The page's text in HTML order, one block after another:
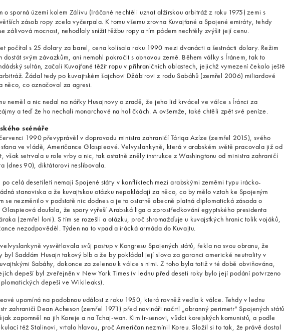
o sporná území kolem Zálivu (Iráčané nechtěli uznat alžírskou arbitráž z roku 1975) zemi s
zásob ropy zcela vyčerpala. K tomu všemu zrovna Kuvajťané a Spojené emiráty, tehdy
zálivová mocnost, nehodlaly snížit těžbu ropy a tím pádem nechtěly zvýšit její cenu.
počítal s 25 dolary za barel, cena kolísala roku 1990 mezi dvanácti a šestnácti dolary. Režim
dostát svým závazkům, ani nemohl pokročit s obnovou země. Během války s Íránem, tak to
sultán, začali Kuvajťané těžit ropu v příhraničních oblastech, jejichž vymezení čekalo ještě
Žádal tedy po kuvajtském šajchovi Džábirovi z rodu Sabáhů (zemřel 2006) miliardové
něco, co označoval za agresi.
neměl a nic nedal na nářky Husajnovy o zradě, že jeho lid krvácel ve válce s Íránci za
a teď že ho nechali monarchové na holičkách. A ovšemže, také chtěli zpět své peníze.
scénáře
1990 převyprávěl v doprovodu ministra zahraničí Táriqa Azíze (zemřel 2015), svého
ve vládě, Američance Glaspieové. Velvyslankyně, která v arabském světě pracovala již od
však setrvala u role vrby a nic, tak ostatně zněly instrukce z Washingtonu od ministra zahraničí
(dnes 90), diktátorovi neslibovala.
celá desetiletí nemají Spojené státy v konfliktech mezi arabskými zeměmi typu irácko-
stanoviska a že kuvajtskou otázku nepokládají za něco, co by mělo vztah ke Spojeným
se nezměnilo v podstatě nic dodnes a je to ostatně obecně platná diplomatická zásada o
Glaspieová doufala, že spory vyřeší Arabská liga a zprostředkování egyptského presidenta
(zemřel loni). S tím se rozešli a otázku, proč shromažďuje u kuvajstkých hranic tolik vojáků,
nezodpověděl. Týden na to vpadla irácká armáda do Kuvajtu.
vysvětlovala svůj postup v Kongresu Spojených států, řekla na svou obranu, že
byl Saddám Husajn takový blb a že by pokládal její slova za garanci americké neutrality v
Sabáhy, dokonce za zelenou k válce s nimi. Z toho byla totiž v té době obviňována,
depeší byl zveřejněn v New York Times (v lednu před deseti roky bylo její podání potvrzeno
depeší ve Wikileaks).
upomíná na podobnou událost z roku 1950, která rovněž vedla k válce. Tehdy v lednu
zahraničí Dean Acheson (zemřel 1971) před novináři načrtl „obranný perimetr“ Spojených států
zapomněl na jih Koreje a na Tchaj-wan. Kim Ir-senovi, vůdci korejských komunistů, a podle
též Stalinovi, vrtalo hlavou, proč Američan nezmínil Koreu. Složil si to tak, že právě dostal